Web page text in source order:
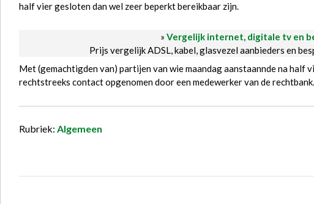
half vier gesloten dan wel zeer beperkt bereikbaar zijn.
» Vergelijk internet, digitale tv en
Prijs vergelijk ADSL, kabel, glasvezel aanbieders en
Met (gemachtigden van) partijen van wie maandag aanstaannde na half
rechtstreeks contact opgenomen door een medewerker van de rechtbank.
Rubriek: Algemeen